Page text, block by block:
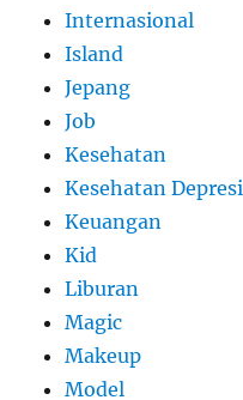
Internasional
Island
Jepang
Job
Kesehatan
Kesehatan Depresi
Keuangan
Kid
Liburan
Magic
Makeup
Model